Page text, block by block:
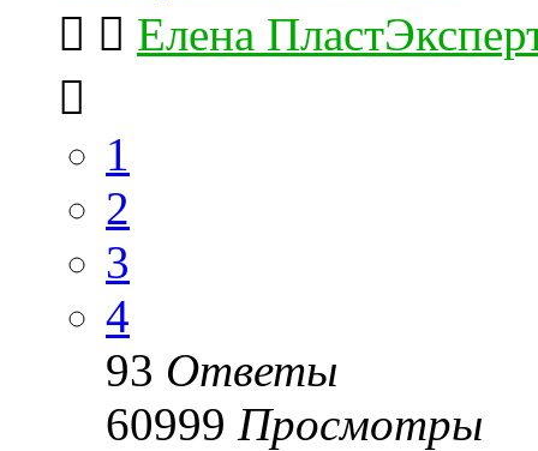
Елена
1
2
3
4
93 Ответы
60999 Просмотры